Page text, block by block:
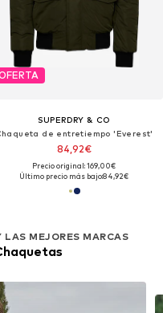
LAS MEJORES MARCAS
SUPERDRY & CO
de entretiempo 'Everest'
84,92€
Precio original: 169,00€
Último precio más bajo:84,92€